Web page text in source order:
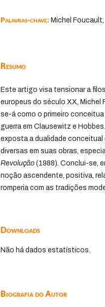
Palavras-chave:Michel
Resumo
Este artigo visa tensionar a
europeus do século XX, Michel
se-á como o primeiro
guerra em Clausewitz e
exposta a dualidade
diversas em suas obras,
Revolução (1988). Conclui-se,
noção ascendente, positiva,
romperia com as tradições
Downloads
Não há dados estatísticos.
Biografia do Autor